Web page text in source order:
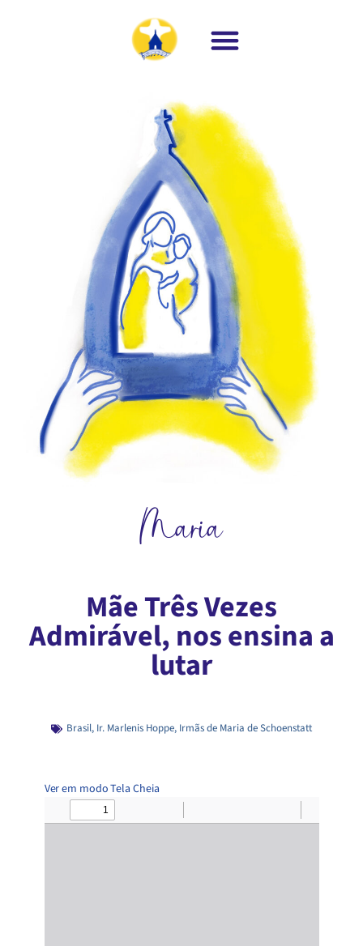
Maria
Mãe Três Vezes
Admirável, nos ensina a
lutar
Brasil, Ir. Marlenis Hoppe, Irmãs de Maria de Schoenstatt
Ver em modo Tela Cheia